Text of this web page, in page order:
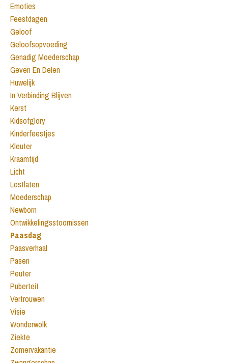
Emoties
Feestdagen
Geloof
Geloofsopvoeding
Genadig Moederschap
Geven En Delen
Huwelijk
In Verbinding Blijven
Kerst
Kidsofglory
Kinderfeestjes
Kleuter
Kraamtijd
Licht
Lostlaten
Moederschap
Newborn
Ontwikkelingsstoornissen
Paasdag
Paasverhaal
Pasen
Peuter
Puberteit
Vertrouwen
Visie
Wonderwolk
Ziekte
Zomervakantie